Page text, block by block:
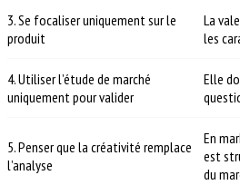
3. Se focaliser uniquement sur le
produit
La
les
4. Utiliser l’étude de marché
uniquement pour valider
Elle
5. Penser que la créativité remplace
l’analyse
En
est
du